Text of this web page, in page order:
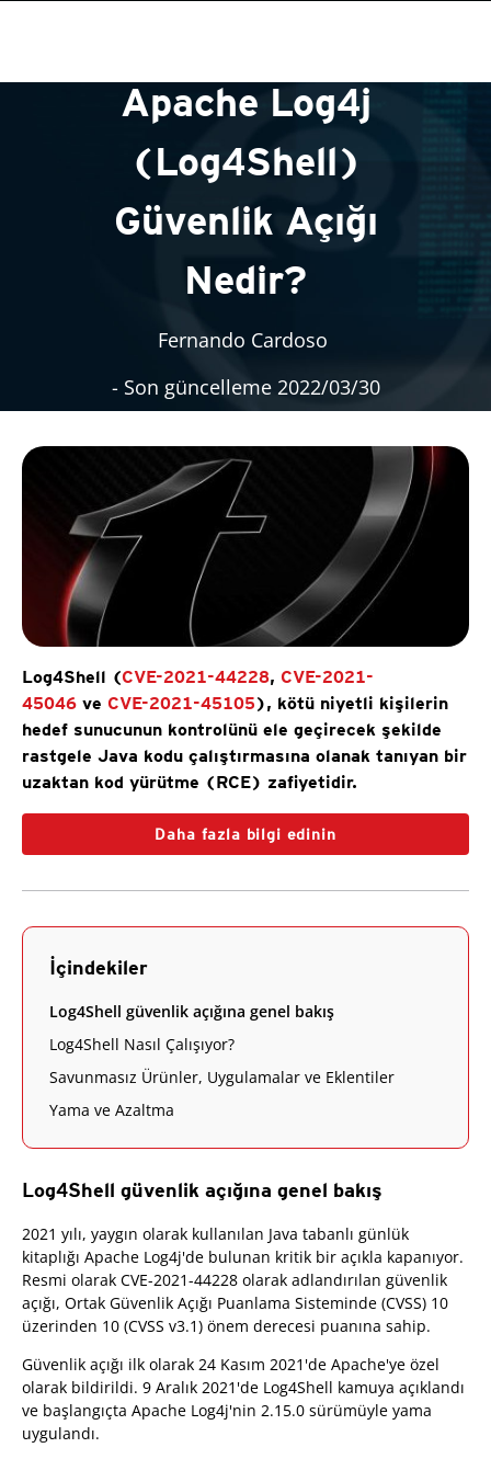
Apache Log4j
(Log4Shell)
Güvenlik Açığı
Nedir?
Fernando Cardoso
- Son güncelleme 2022/03/30
Log4Shell (CVE-2021-44228, CVE-2021-
45046 ve CVE-2021-45105), kötü niyetli kişilerin
hedef sunucunun kontrolünü ele geçirecek şekilde
rastgele Java kodu çalıştırmasına olanak tanıyan bir
uzaktan kod yürütme (RCE) zafiyetidir.
Daha fazla bilgi edinin
İçindekiler
Log4Shell güvenlik açığına genel bakış
Log4Shell Nasıl Çalışıyor?
Savunmasız Ürünler, Uygulamalar ve Eklentiler
Yama ve Azaltma
Log4Shell güvenlik açığına genel bakış
2021 yılı, yaygın olarak kullanılan Java tabanlı günlük
kitaplığı Apache Log4j'de bulunan kritik bir açıkla kapanıyor.
Resmi olarak CVE-2021-44228 olarak adlandırılan güvenlik
açığı, Ortak Güvenlik Açığı Puanlama Sisteminde (CVSS) 10
üzerinden 10 (CVSS v3.1) önem derecesi puanına sahip.
Güvenlik açığı ilk olarak 24 Kasım 2021'de Apache'ye özel
olarak bildirildi. 9 Aralık 2021'de Log4Shell kamuya açıklandı
ve başlangıçta Apache Log4j'nin 2.15.0 sürümüyle yama
uygulandı.